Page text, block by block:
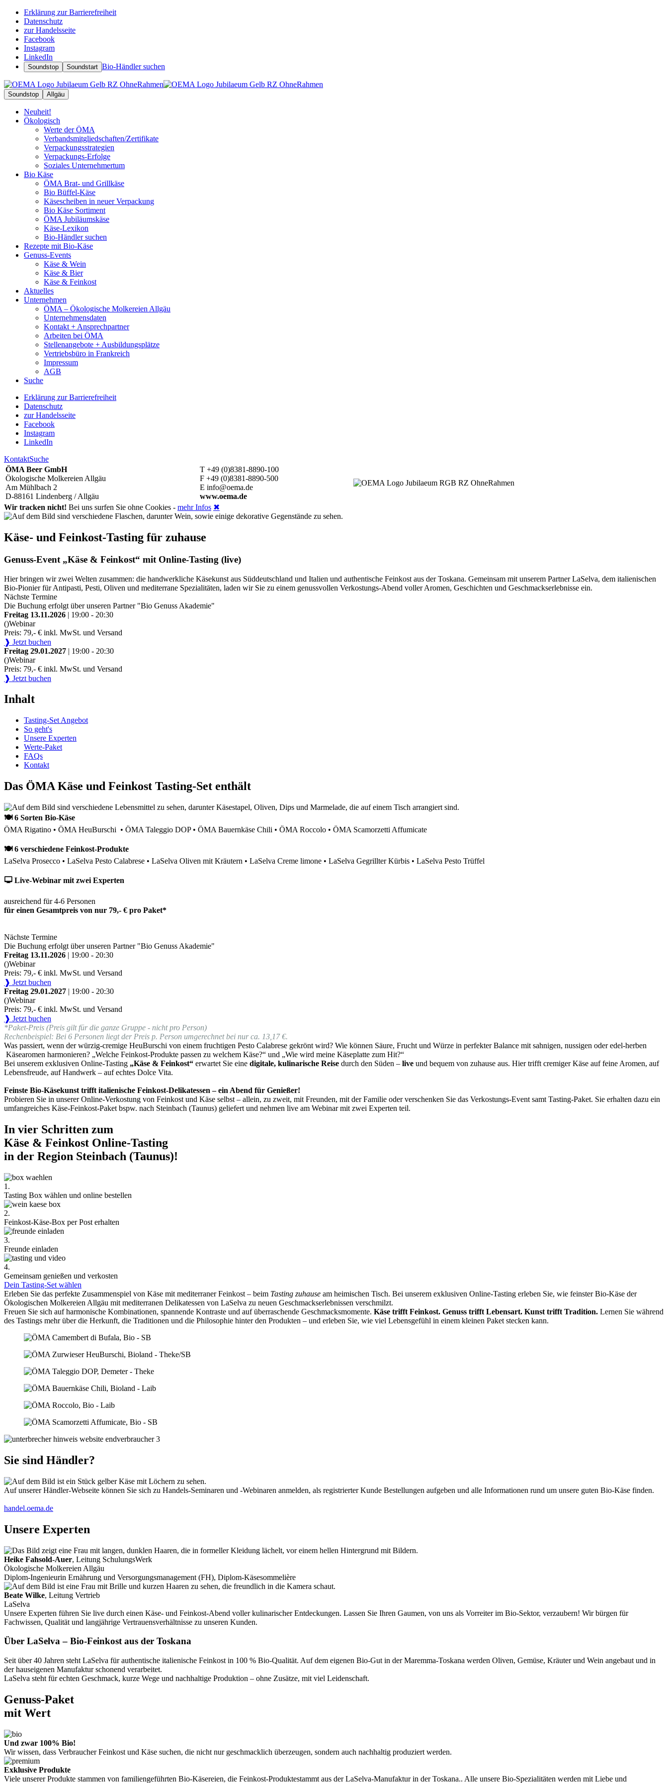
Erklärung zur Barrierefreiheit
Datenschutz
zur Handelsseite
Facebook
Instagram
LinkedIn
Soundstop Soundstart Bio-Händler suchen
Soundstop Allgäu
Neuheit!
Ökologisch
Werte der ÖMA
Verbandsmitgliedschaften/Zertifikate
Verpackungsstrategien
Verpackungs-Erfolge
Soziales Unternehmertum
Bio Käse
ÖMA Brat- und Grillkäse
Bio Büffel-Käse
Käsescheiben in neuer Verpackung
Bio Käse Sortiment
ÖMA Jubiläumskäse
Käse-Lexikon
Bio-Händler suchen
Rezepte mit Bio-Käse
Genuss-Events
Käse & Wein
Käse & Bier
Käse & Feinkost
Aktuelles
Unternehmen
ÖMA – Ökologische Molkereien Allgäu
Unternehmensdaten
Kontakt + Ansprechpartner
Arbeiten bei ÖMA
Stellenangebote + Ausbildungsplätze
Vertriebsbüro in Frankreich
Impressum
AGB
Suche
Erklärung zur Barrierefreiheit
Datenschutz
zur Handelsseite
Facebook
Instagram
LinkedIn
KontaktSuche
ÖMA Beer GmbH
Ökologische Molkereien Allgäu
Am Mühlbach 2
D-88161 Lindenberg / Allgäu
T +49 (0)8381-8890-100
F +49 (0)8381-8890-500
E info@oema.de
www.oema.de
Wir tracken nicht! Bei uns surfen Sie ohne Cookies - mehr Infos ✖
Käse- und Feinkost-Tasting für zuhause
Genuss-Event „Käse & Feinkost“ mit Online-Tasting (live)
Hier bringen wir zwei Welten zusammen: die handwerkliche Käsekunst aus Süddeutschland und Italien und authentische Feinkost aus der Toskana. Gemeinsam mit unserem Partner LaSelva, dem italienischen
Bio-Pionier für Antipasti, Pesti, Oliven und mediterrane Spezialitäten, laden wir Sie zu einem genussvollen Verkostungs-Abend voller Aromen, Geschichten und Geschmackserlebnisse ein.
Nächste Termine
Die Buchung erfolgt über unseren Partner "Bio Genuss Akademie"
Freitag 13.11.2026 | 19:00 - 20:30
()Webinar
Preis: 79,- € inkl. MwSt. und Versand
❱ Jetzt buchen
Freitag 29.01.2027 | 19:00 - 20:30
()Webinar
Preis: 79,- € inkl. MwSt. und Versand
❱ Jetzt buchen
Inhalt
Tasting-Set Angebot
So geht's
Unsere Experten
Werte-Paket
FAQs
Kontakt
Das ÖMA Käse und Feinkost Tasting-Set enthält
🍽 6 Sorten Bio-Käse
ÖMA Rigatino • ÖMA HeuBurschi • ÖMA Taleggio DOP • ÖMA Bauernkäse Chili • ÖMA Roccolo • ÖMA Scamorzetti Affumicate
🍽 6 verschiedene Feinkost-Produkte
LaSelva Prosecco • LaSelva Pesto Calabrese • LaSelva Oliven mit Kräutern • LaSelva Creme limone • LaSelva Gegrillter Kürbis • LaSelva Pesto Trüffel
🖵 Live-Webinar mit zwei Experten
ausreichend für 4-6 Personen
für einen Gesamtpreis von nur 79,- € pro Paket*
Nächste Termine
Die Buchung erfolgt über unseren Partner "Bio Genuss Akademie"
Freitag 13.11.2026 | 19:00 - 20:30
()Webinar
Preis: 79,- € inkl. MwSt. und Versand
❱ Jetzt buchen
Freitag 29.01.2027 | 19:00 - 20:30
()Webinar
Preis: 79,- € inkl. MwSt. und Versand
❱ Jetzt buchen
*Paket-Preis (Preis gilt für die ganze Gruppe - nicht pro Person)
Rechenbeispiel: Bei 6 Personen liegt der Preis p. Person umgerechnet bei nur ca. 13,17 €.
Was passiert, wenn der würzig-cremige HeuBurschi von einem fruchtigen Pesto Calabrese gekrönt wird? Wie können Säure, Frucht und Würze in perfekter Balance mit sahnigen, nussigen oder edel-herben
Käsearomen harmonieren? „Welche Feinkost-Produkte passen zu welchem Käse?“ und „Wie wird meine Käseplatte zum Hit?“
Bei unserem exklusiven Online-Tasting „Käse & Feinkost“ erwartet Sie eine digitale, kulinarische Reise durch den Süden – live und bequem von zuhause aus. Hier trifft cremiger Käse auf feine Aromen, auf
Lebensfreude, auf Handwerk – auf echtes Dolce Vita.
Feinste Bio-Käsekunst trifft italienische Feinkost-Delikatessen – ein Abend für Genießer!
Probieren Sie in unserer Online-Verkostung von Feinkost und Käse selbst – allein, zu zweit, mit Freunden, mit der Familie oder verschenken Sie das Verkostungs-Event samt Tasting-Paket. Sie erhalten dazu ein
umfangreiches Käse-Feinkost-Paket bspw. nach Steinbach (Taunus) geliefert und nehmen live am Webinar mit zwei Experten teil.
In vier Schritten zum
Käse & Feinkost Online-Tasting
in der Region Steinbach (Taunus)!
1.
Tasting Box wählen und online bestellen
2.
Feinkost-Käse-Box per Post erhalten
3.
Freunde einladen
4.
Gemeinsam genießen und verkosten
Dein Tasting-Set wählen
Erleben Sie das perfekte Zusammenspiel von Käse mit mediterraner Feinkost – beim Tasting zuhause am heimischen Tisch. Bei unserem exklusiven Online-Tasting erleben Sie, wie feinster Bio-Käse der
Ökologischen Molkereien Allgäu mit mediterranen Delikatessen von LaSelva zu neuen Geschmackserlebnissen verschmilzt.
Freuen Sie sich auf harmonische Kombinationen, spannende Kontraste und auf überraschende Geschmacksmomente. Käse trifft Feinkost. Genuss trifft Lebensart. Kunst trifft Tradition. Lernen Sie während
des Tastings mehr über die Herkunft, die Traditionen und die Philosophie hinter den Produkten – und erleben Sie, wie viel Lebensgefühl in einem kleinen Paket stecken kann.
Sie sind Händler?
Auf unserer Händler-Webseite können Sie sich zu Handels-Seminaren und -Webinaren anmelden, als registrierter Kunde Bestellungen aufgeben und alle Informationen rund um unsere guten Bio-Käse finden.
handel.oema.de
Unsere Experten
Heike Fahsold-Auer, Leitung SchulungsWerk
Ökologische Molkereien Allgäu
Diplom-Ingenieurin Ernährung und Versorgungsmanagement (FH), Diplom-Käsesommelière
Beate Wilke, Leitung Vertrieb
LaSelva
Unsere Experten führen Sie live durch einen Käse- und Feinkost-Abend voller kulinarischer Entdeckungen. Lassen Sie Ihren Gaumen, von uns als Vorreiter im Bio-Sektor, verzaubern! Wir bürgen für
Fachwissen, Qualität und langjährige Vertrauensverhältnisse zu unseren Kunden.
Über LaSelva – Bio-Feinkost aus der Toskana
Seit über 40 Jahren steht LaSelva für authentische italienische Feinkost in 100 % Bio-Qualität. Auf dem eigenen Bio-Gut in der Maremma-Toskana werden Oliven, Gemüse, Kräuter und Wein angebaut und in
der hauseigenen Manufaktur schonend verarbeitet.
LaSelva steht für echten Geschmack, kurze Wege und nachhaltige Produktion – ohne Zusätze, mit viel Leidenschaft.
Genuss-Paket
mit Wert
Und zwar 100% Bio!
Wir wissen, dass Verbraucher Feinkost und Käse suchen, die nicht nur geschmacklich überzeugen, sondern auch nachhaltig produziert werden.
Exklusive Produkte
Viele unserer Produkte stammen von familiengeführten Bio-Käsereien, die Feinkost-Produktestammt aus der LaSelva-Manufaktur in der Toskana.. Alle unsere Bio-Spezialitäten werden mit Liebe und